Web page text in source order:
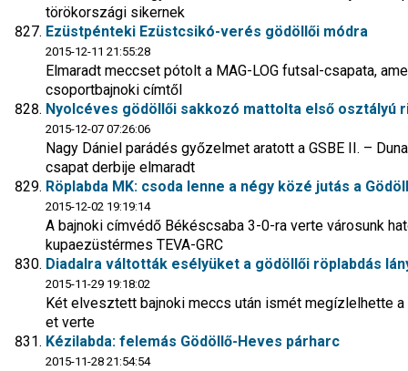
törökországi sikernek
Ezüstpénteki Ezüstcsikó-verés gödöllői módra
2015-12-11 21:55:28
Elmaradt meccset pótolt a MAG-LOG futsal-csapata,
csoportbajnoki címtől
Nyolcéves gödöllői sakkozó mattolta első osztályú
2015-12-07 07:26:06
Nagy Dániel parádés győzelmet aratott a GSBE II. –
csapat derbije elmaradt
Röplabda MK: csoda lenne a négy közé jutás a
2015-12-02 19:19:14
A bajnoki címvédő Békéscsaba 3-0-ra verte városunk
kupaezüstérmes TEVA-GRC
Diadalra váltották esélyüket a gödöllői röplabdás
2015-11-29 19:18:02
Két elvesztett bajnoki meccs után ismét megízlelhette
et verte
Kézilabda: felemás Gödöllő-Heves párharc
2015-11-28 21:54:54